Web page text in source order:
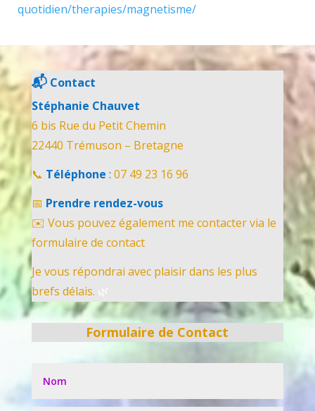
quotidien/therapies/magnetisme/
📬Contact
Stéphanie Chauvet
6 bis Rue du Petit Chemin
22440 Trémuson – Bretagne
📞 Téléphone : 07 49 23 16 96
📅 Prendre rendez-vous
✉️ Vous pouvez également me contacter via le
formulaire de contact
Je vous répondrai avec plaisir dans les plus
brefs délais.
Formulaire de Contact